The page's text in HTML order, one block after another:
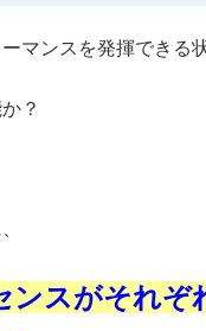
マンスを発揮できる
？
ンスがそれぞ